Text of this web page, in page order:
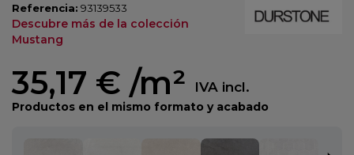
Referencia: 93139533
Descubre más de la colección
Mustang
35,17 € /m² IVA incl.
Productos en el mismo formato y acabado